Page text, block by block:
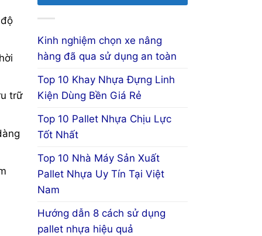
trữ
Kinh nghiệm chọn xe nâng
hàng đã qua sử dụng an toàn
Top 10 Khay Nhựa Đựng Linh
Kiện Dùng Bền Giá Rẻ
Top 10 Pallet Nhựa Chịu Lực
Tốt Nhất
Top 10 Nhà Máy Sản Xuất
Pallet Nhựa Uy Tín Tại Việt
Nam
Hướng dẫn 8 cách sử dụng
pallet nhựa hiệu quả